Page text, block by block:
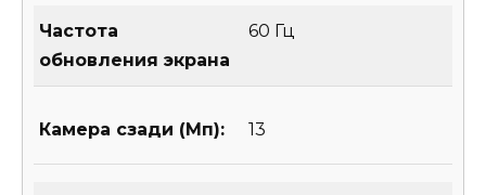
Частота
обновления экрана
60 Гц
Камера сзади (Мп): 13